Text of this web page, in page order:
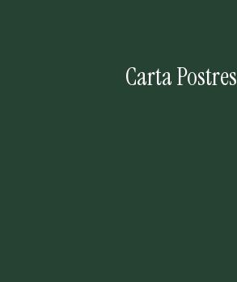
Carta Postres